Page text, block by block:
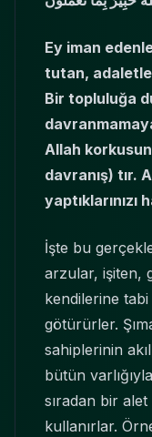
Ey iman
tutan,
Bir topluluğa
Allah
davranış) tır.
yaptıklarınızı
İşte bu
arzular, işiten,
kendilerine
götürürler.
sahiplerinin
bütün
sıradan bir
kullanırlar.